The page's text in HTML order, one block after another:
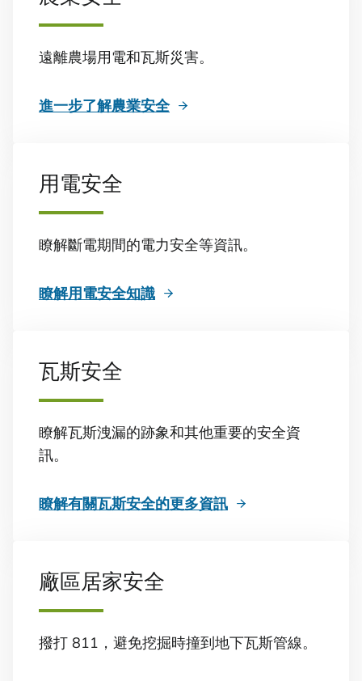
遠離農場用電和瓦斯災害。
進一步了解農業安全
用電安全
瞭解斷電期間的電力安全等資訊。
瞭解用電安全知識
瓦斯安全
瞭解瓦斯洩漏的跡象和其他重要的安全資
訊。
瞭解有關瓦斯安全的更多資訊
廠區居家安全
撥打 811，避免挖掘時撞到地下瓦斯管線。